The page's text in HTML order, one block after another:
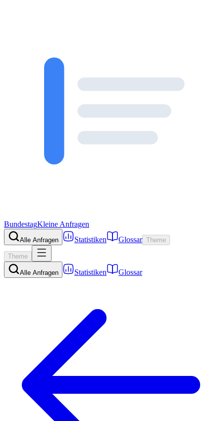
BundestagKleine Anfragen
Alle Anfragen Statistiken Glossar Theme
Theme
Alle Anfragen Statistiken Glossar